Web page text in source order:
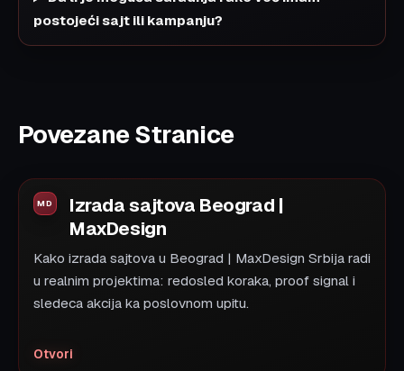
postojeći sajt ili kampanju?
Povezane Stranice
Izrada sajtova Beograd |
MaxDesign
Kako izrada sajtova u Beograd | MaxDesign Srbija radi
u realnim projektima: redosled koraka, proof signal i
sledeca akcija ka poslovnom upitu.
Otvori